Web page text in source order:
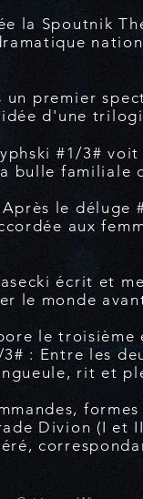
la Spoutnik
un premier
d'une
#1/3#
bulle familiale
le déluge
aux
écrit et
le monde
le
3# : Entre les
rit et
Divion (I et